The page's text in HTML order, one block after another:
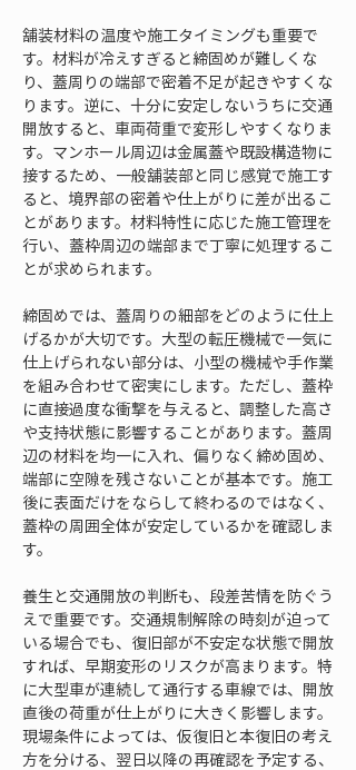
舗装材料の温度や施工タイミングも重要で
す。材料が冷えすぎると締固めが難しくな
り、蓋周りの端部で密着不足が起きやすくな
ります。逆に、十分に安定しないうちに交通
開放すると、車両荷重で変形しやすくなりま
す。マンホール周辺は金属蓋や既設構造物に
接するため、一般舗装部と同じ感覚で施工す
ると、境界部の密着や仕上がりに差が出るこ
とがあります。材料特性に応じた施工管理を
行い、蓋枠周辺の端部まで丁寧に処理するこ
とが求められます。
締固めでは、蓋周りの細部をどのように仕上
げるかが大切です。大型の転圧機械で一気に
仕上げられない部分は、小型の機械や手作業
を組み合わせて密実にします。ただし、蓋枠
に直接過度な衝撃を与えると、調整した高さ
や支持状態に影響することがあります。蓋周
辺の材料を均一に入れ、偏りなく締め固め、
端部に空隙を残さないことが基本です。施工
後に表面だけをならして終わるのではなく、
蓋枠の周囲全体が安定しているかを確認しま
す。
養生と交通開放の判断も、段差苦情を防ぐう
えで重要です。交通規制解除の時刻が迫って
いる場合でも、復旧部が不安定な状態で開放
すれば、早期変形のリスクが高まります。特
に大型車が連続して通行する車線では、開放
直後の荷重が仕上がりに大きく影響します。
現場条件によっては、仮復旧と本復旧の考え
方を分ける、翌日以降の再確認を予定する、